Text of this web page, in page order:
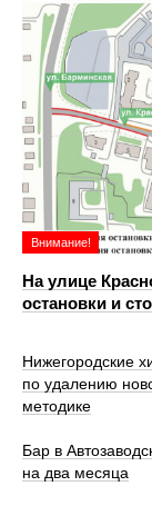
Внимание!
На улице
остановки и
Нижегородские
по удалению
методике
Бар в
на два месяца